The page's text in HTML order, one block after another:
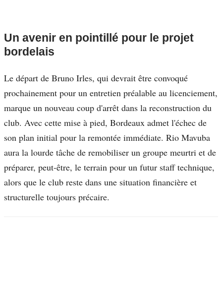
Un avenir en pointillé pour le projet
bordelais
Le départ de Bruno Irles, qui devrait être convoqué
prochainement pour un entretien préalable au licenciement,
marque un nouveau coup d'arrêt dans la reconstruction du
club. Avec cette mise à pied, Bordeaux admet l'échec de
son plan initial pour la remontée immédiate. Rio Mavuba
aura la lourde tâche de remobiliser un groupe meurtri et de
préparer, peut-être, le terrain pour un futur staff technique,
alors que le club reste dans une situation financière et
structurelle toujours précaire.